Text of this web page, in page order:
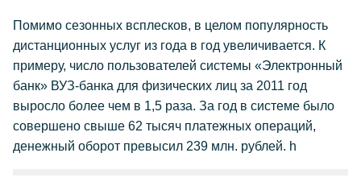
Помимо сезонных всплесков, в целом популярность
дистанционных услуг из года в год увеличивается. К
примеру, число пользователей системы «Электронный
банк» ВУЗ-банка для физических лиц за 2011 год
выросло более чем в 1,5 раза. За год в системе было
совершено свыше 62 тысяч платежных операций,
денежный оборот превысил 239 млн. рублей. h